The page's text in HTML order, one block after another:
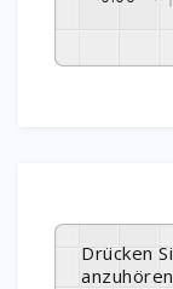
Drücken Sie „Play“, um diesen Inhalt
anzuhören